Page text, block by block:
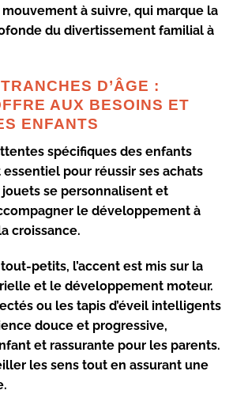
mouvement à suivre, qui marque la
du divertissement familial à
D’ÂGE :
AUX BESOINS ET
ENFANTS
spécifiques des enfants
pour réussir ses achats
jouets se personnalisent et
le développement à
croissance.
petits, l’accent est mis sur la
et le développement moteur.
ou les tapis d’éveil intelligents
douce et progressive,
et rassurante pour les parents.
les sens tout en assurant une